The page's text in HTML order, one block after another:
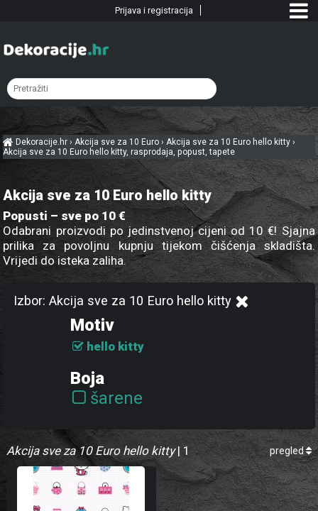
Dekoracije.hr›Akcija sve za 10 Euro ›Akcija sve za 10 Euro hello kitty ›
Akcija sve za 10 Euro hello kitty, rasprodaja, popust, tapete
Akcija sve za 10 Euro hello kitty
Popusti – sve po 10 €
Odabrani proizvodi po jedinstvenoj cijeni od 10 €! Sjajna
prilika za povoljnu kupnju tijekom čišćenja skladišta.
Vrijedi do isteka zaliha.
Izbor: Akcija sve za 10 Euro hello kitty
Motiv
hello kitty
Boja
šarene
Akcija sve za 10 Euro hello kitty| 1 pregled
Prijava i registracija